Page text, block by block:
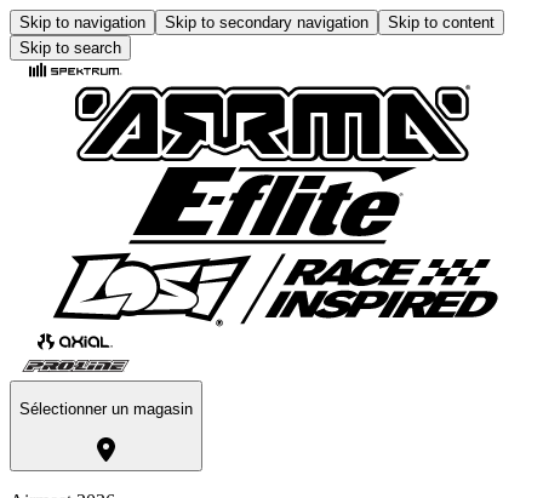
Skip to navigation Skip to secondary navigation
Skip to content
Skip to search
Sélectionner un magasin